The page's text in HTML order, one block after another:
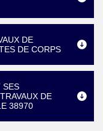
DE
DE CORPS
SES
DE
38970